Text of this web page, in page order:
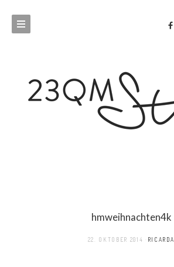
hmweihnachten4k
22. OKTOBER 2014 RICARDA